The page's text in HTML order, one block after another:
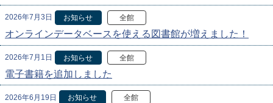
2026年7月3日 お知らせ 全館
オンラインデータベースを使える図書館が増えました！
2026年7月1日 お知らせ 全館
電子書籍を追加しました
2026年6月19日 お知らせ 全館